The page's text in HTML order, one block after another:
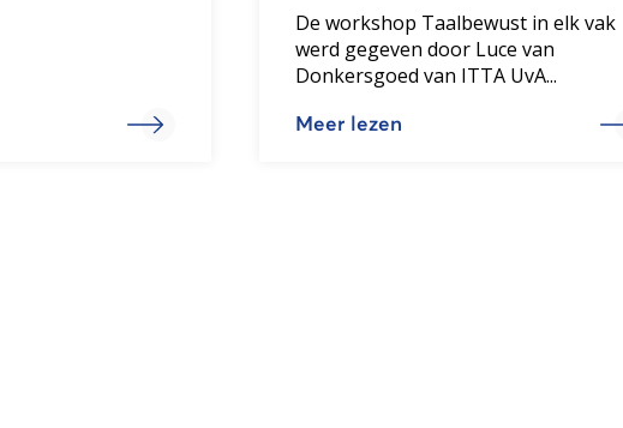
De workshop Taalbewust in elk vak
werd gegeven door Luce van
Donkersgoed van ITTA UvA...
Meer lezen